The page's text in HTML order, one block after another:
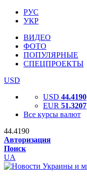
РУС
УКР
ВИДЕО
ФОТО
ПОПУЛЯРНЫЕ
СПЕЦПРОЕКТЫ
USD
USD 44.4190
EUR 51.3207
Все курсы валют
44.4190
Авторизация
Поиск
UA